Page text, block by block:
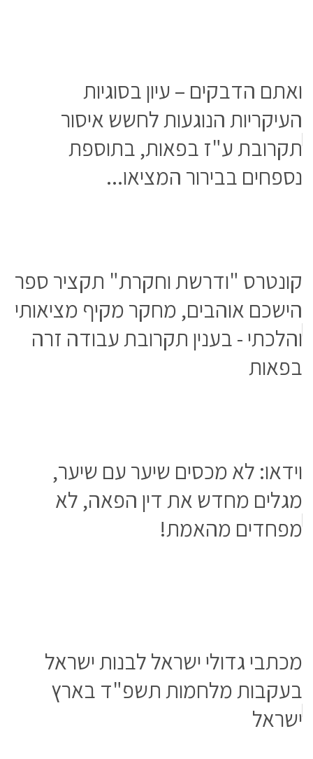
ואתם הדבקים – עיון בסוגיות
העיקריות הנוגעות לחשש איסור
תקרובת ע"ז בפאות, בתוספת
נספחים בבירור המציאו...
קונטרס "ודרשת וחקרת" תקציר ספר
הישכם אוהבים, מחקר מקיף מציאותי
והלכתי - בענין תקרובת עבודה זרה
בפאות
וידאו: לא מכסים שיער עם שיער,
מגלים מחדש את דין הפאה, לא
מפחדים מהאמת!
מכתבי גדולי ישראל לבנות ישראל
בעקבות מלחמות תשפ"ד בארץ
ישראל